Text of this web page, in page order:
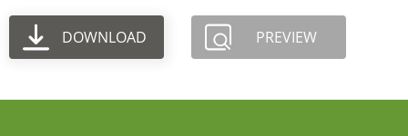
DOWNLOAD PREVIEW